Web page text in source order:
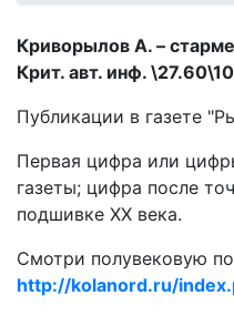
Криворылов А. –
Крит. авт. инф.
Публикации в газете
Первая цифра или
газеты; цифра после
подшивке ХХ века.
Смотри полувековую
http://kolanord.ru/